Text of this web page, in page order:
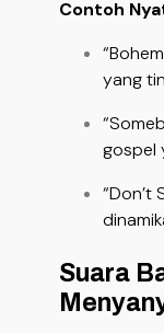
Contoh
yang
gospel
“Don’t
Suara